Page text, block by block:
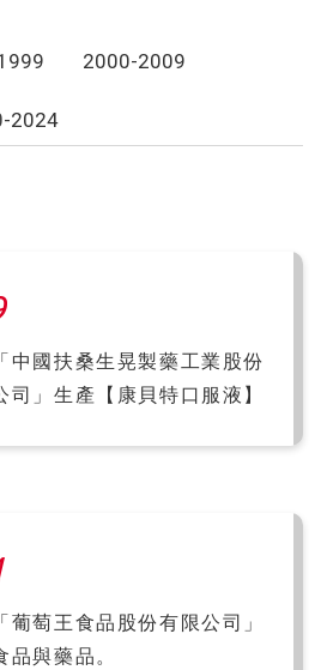
2000-2009
2024
中國扶桑生晃製藥工業股份
司」生產【康貝特口服液】
葡萄王食品股份有限公司」
品與藥品。